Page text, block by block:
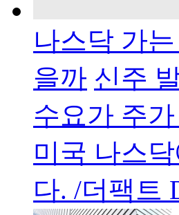
나스닥 가
을까 신주
수요가 주
미국 나스
다. /더팩트